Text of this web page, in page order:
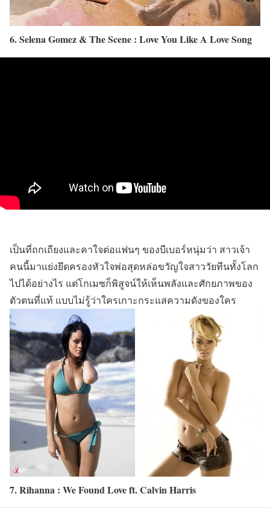
6. Selena Gomez & The Scene : Love You Like A Love Song
เป็นที่ถกเถียงและคาใจต่อแฟนๆ ของบีเบอร์หนุ่มว่า สาวเจ้า
คนนี้มาแย่งยึดครองหัวใจพ่อสุดหล่อขวัญใจสาววัยทีนทั้งโลก
ไปได้อย่างไร แต่โกเมซก็พิสูจน์ให้เห็นพลังและศักยภาพของ
ตัวตนที่แท้ แบบไม่รู้ว่าใครเกาะกระแสความดังของใคร
7. Rihanna : We Found Love ft. Calvin Harris